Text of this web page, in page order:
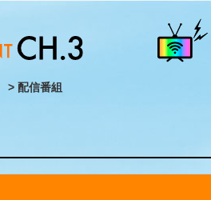
> 配信番組